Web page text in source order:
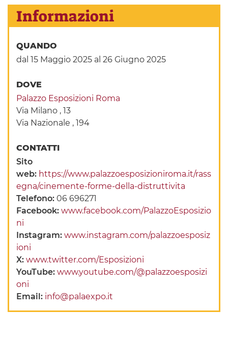
Informazioni
QUANDO
dal 15 Maggio 2025 al 26 Giugno 2025
DOVE
Palazzo Esposizioni Roma
Via Milano , 13
Via Nazionale , 194
CONTATTI
Sito
web: https://www.palazzoesposizioniroma.it/rass
egna/cinemente-forme-della-distruttivita
Telefono:06 696271
Facebook:www.facebook.com/PalazzoEsposizio
ni
Instagram:www.instagram.com/palazzoesposiz
ioni
X:www.twitter.com/Esposizioni
YouTube:www.youtube.com/@palazzoesposizi
oni
Email: info@palaexpo.it